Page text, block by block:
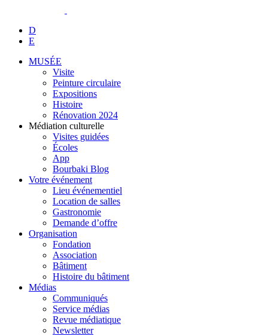
D
E
MUSÉE
Visite
Peinture circulaire
Expositions
Histoire
Rénovation 2024
Médiation culturelle
Visites guidées
Écoles
App
Bourbaki Blog
Votre événement
Lieu événementiel
Location de salles
Gastronomie
Demande d’offre
Organisation
Fondation
Association
Bâtiment
Histoire du bâtiment
Médias
Communiqués
Service médias
Revue médiatique
Newsletter